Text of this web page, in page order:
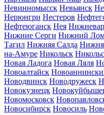
Невинномысск Невьянск
Нерюнгри Нестеров
Нефтеюганск Нея
Нижние Серги Нижний
Тагил Нижняя Салда
на-Амуре Никольск
Новая Ладога Новая Ляля
Новоалтайск
Новодвинск Новодружеск
Новокузнецк
Новомосковск
Новосибирск Новосиль